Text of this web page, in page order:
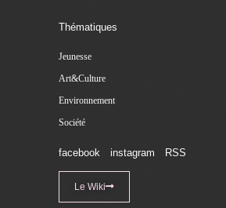
Thématiques
Jeunesse
Art&Culture
Environnement
Société
facebook instagram RSS
Le Wiki